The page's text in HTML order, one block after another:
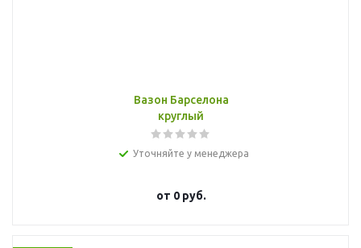
Вазон Барселона
круглый
Уточняйте у менеджера
от 0 руб.